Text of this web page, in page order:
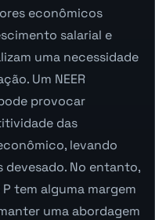
econômicos
salarial e
uma necessidade
Um NEER
provocar
das
levando
No entanto,
tem alguma margem
uma abordagem